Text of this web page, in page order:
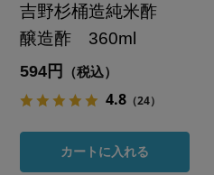
吉野杉桶造純米酢
醸造酢 360ml
594円 （税込）
4.8 （24）
カートに入れる